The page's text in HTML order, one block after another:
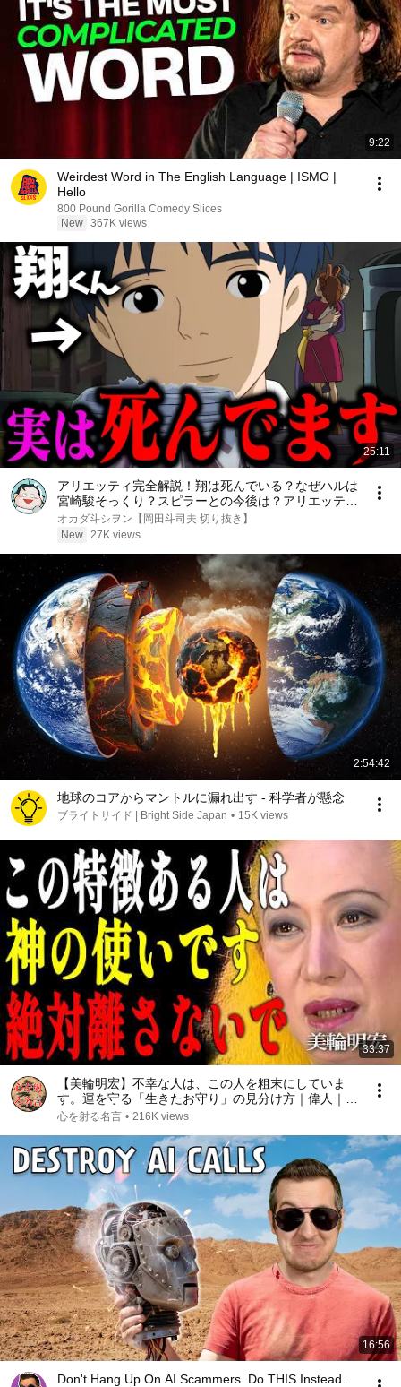
9:22
Weirdest Word in The English Language | ISMO |
Hello
800 Pound Gorilla Comedy Slices
New 367K views
25:11
アリエッティ完全解説！翔は死んでいる？なぜハルは
宮崎駿そっくり？スピラーとの今後は？アリエッティ
が髪を下ろす理由【借りぐらしのアリエッティ ジブ
リ 解説 考察 岡田斗司夫】
オカダ斗シヲン【岡田斗司夫 切り抜き】
New 27K views
2:54:42
地球のコアからマントルに漏れ出す - 科学者が懸念
ブライトサイド | Bright Side Japan • 15K views
33:37
【美輪明宏】不幸な人は、この人を粗末にしていま
す。運を守る「生きたお守り」の見分け方｜偉人｜名
言｜言葉の力｜人生哲学｜
心を射る名言 • 216K views
16:56
Don't Hang Up On AI Scammers. Do THIS Instead.